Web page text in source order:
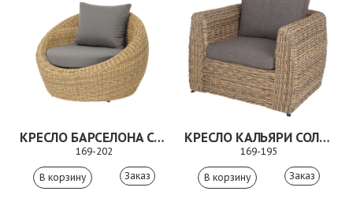
КРЕСЛО БАРСЕЛОНА СОЛОМЕННЫЙ
169-202
Заказ
КРЕСЛО КАЛЬЯРИ СОЛОМЕННЫЙ
169-195
Заказ